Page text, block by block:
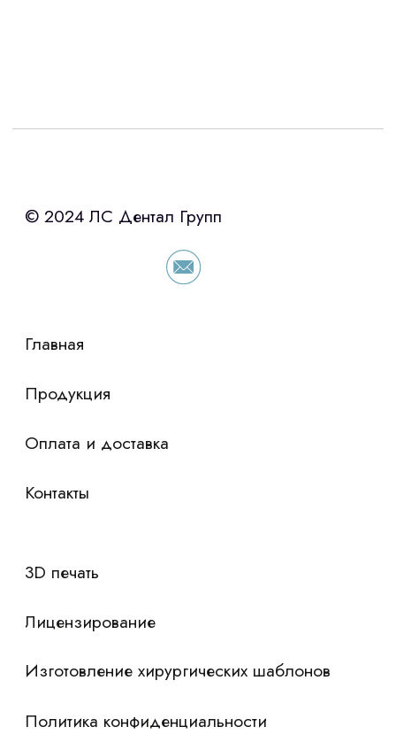
Интересует лизинг?
«Уралпромлизинг» подберем выгодные
условия по лизингу оборудования,
просто оставьте контакты чтобы мы
сориентировали по условиям